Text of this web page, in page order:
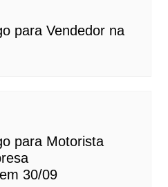
para Vendedor na
para Motorista
30/09